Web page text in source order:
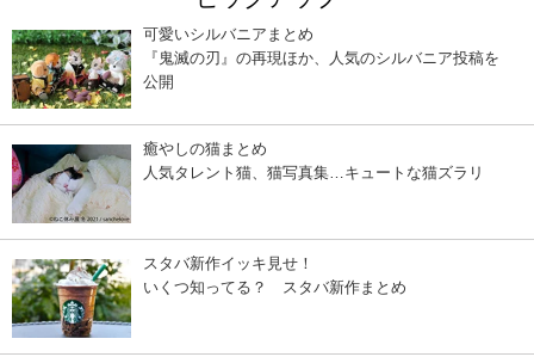
可愛いシルバニアまとめ
『鬼滅の刃』の再現ほか、人気のシルバニア投稿を
公開
癒やしの猫まとめ
人気タレント猫、猫写真集…キュートな猫ズラリ
スタバ新作イッキ見せ！
いくつ知ってる？ スタバ新作まとめ